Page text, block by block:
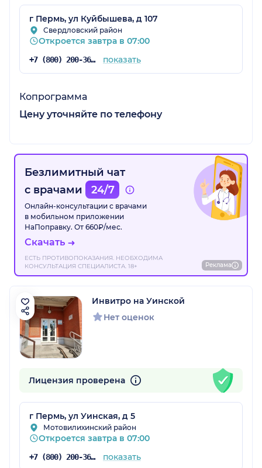
г Пермь, ул Куйбышева, д 107
Свердловский район
Откроется завтра в 07:00
+7 (800) 200-36-30 показать
Копрограмма
Цену уточняйте по телефону
Безлимитный чат
с врачами
24/7
Онлайн-консультации с врачами
в мобильном приложении
НаПоправку. От 660₽/мес.
Скачать
ЕСТЬ ПРОТИВОПОКАЗАНИЯ. НЕОБХОДИМА
КОНСУЛЬТАЦИЯ СПЕЦИАЛИСТА. 18+
Реклама
Инвитро на Уинской
Нет оценок
Лицензия проверена
г Пермь, ул Уинская, д 5
Мотовилихинский район
Откроется завтра в 07:00
+7 (800) 200-36-30 показать